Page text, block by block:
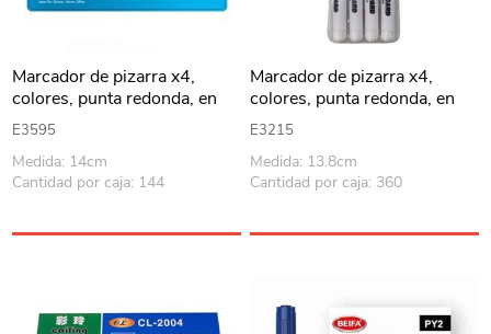
Marcador de pizarra x4,
colores, punta redonda, en
blister BEIFA
E3595
Medida: 14cm
Cantidad por caja: 144
Marcador de pizarra x4,
colores, punta redonda, en
estuche PVC
E3215
Medida: 13.8cm
Cantidad por caja: 360